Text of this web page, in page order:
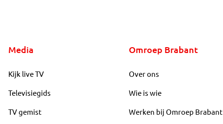
Media
Kijk live TV
Televisiegids
TV gemist
Omroep Brabant
Over ons
Wie is wie
Werken bij Omroep Brabant